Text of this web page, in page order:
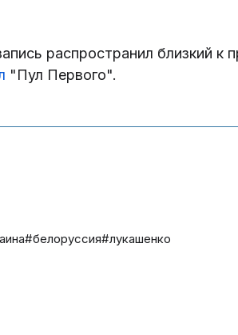
распространил близкий к
"Пул Первого".
#белоруссия#лукашенко